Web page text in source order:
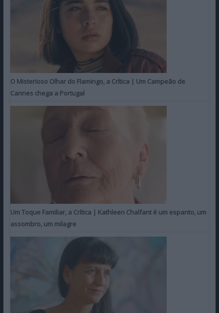
O Misterioso Olhar do Flamingo, a Crítica | Um Campeão de
Cannes chega a Portugal
Um Toque Familiar, a Crítica | Kathleen Chalfant é um espanto, um
assombro, um milagre